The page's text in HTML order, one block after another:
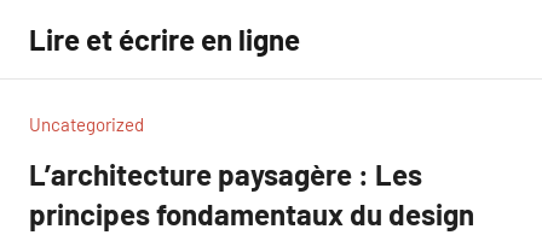
contenu
Lire et écrire en ligne
Uncategorized
L’architecture paysagère : Les
principes fondamentaux du design